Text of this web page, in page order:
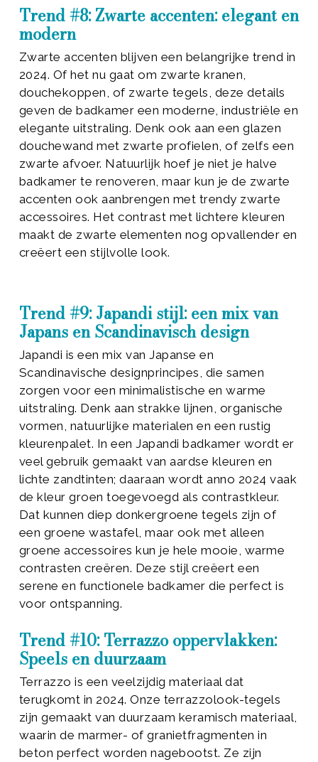
Trend #8: Zwarte accenten: elegant en
modern
Zwarte accenten blijven een belangrijke trend in
2024. Of het nu gaat om zwarte kranen,
douchekoppen, of zwarte tegels, deze details
geven de badkamer een moderne, industriële en
elegante uitstraling. Denk ook aan een glazen
douchewand met zwarte profielen, of zelfs een
zwarte afvoer. Natuurlijk hoef je niet je halve
badkamer te renoveren, maar kun je de zwarte
accenten ook aanbrengen met trendy zwarte
accessoires. Het contrast met lichtere kleuren
maakt de zwarte elementen nog opvallender en
creëert een stijlvolle look.
Trend #9: Japandi stijl: een mix van
Japans en Scandinavisch design
Japandi is een mix van Japanse en
Scandinavische designprincipes, die samen
zorgen voor een minimalistische en warme
uitstraling. Denk aan strakke lijnen, organische
vormen, natuurlijke materialen en een rustig
kleurenpalet. In een Japandi badkamer wordt er
veel gebruik gemaakt van aardse kleuren en
lichte zandtinten; daaraan wordt anno 2024 vaak
de kleur groen toegevoegd als contrastkleur.
Dat kunnen diep donkergroene tegels zijn of
een groene wastafel, maar ook met alleen
groene accessoires kun je hele mooie, warme
contrasten creëren. Deze stijl creëert een
serene en functionele badkamer die perfect is
voor ontspanning.
Trend #10: Terrazzo oppervlakken:
Speels en duurzaam
Terrazzo is een veelzijdig materiaal dat
terugkomt in 2024. Onze terrazzolook-tegels
zijn gemaakt van duurzaam keramisch materiaal,
waarin de marmer- of granietfragmenten in
beton perfect worden nagebootst. Ze zijn